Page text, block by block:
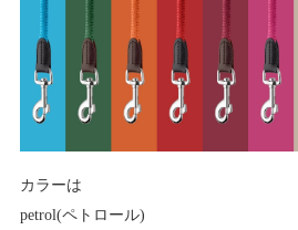
カラーは
petrol(ペトロール)